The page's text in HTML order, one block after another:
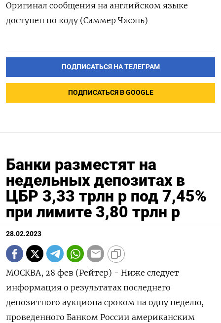
Оригинал сообщения на английском языке
доступен по коду (Саммер Чжэнь)
ПОДПИСАТЬСЯ НА ТЕЛЕГРАМ
ПОДПИСАТЬСЯ В GOOGLE
Банки разместят на
недельных депозитах в
ЦБР 3,33 трлн р под 7,45%
при лимите 3,80 трлн р
28.02.2023
МОСКВА, 28 фев (Рейтер) - Ниже следует
информация о результатах последнего
депозитного аукциона сроком на одну неделю,
проведенного Банком России американским